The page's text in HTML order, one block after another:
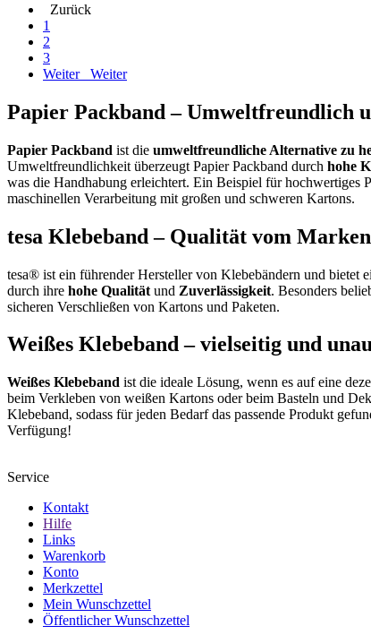
Zurück
1
2
3
Weiter
Weiter
Papier Packband – Umweltfreundlich
Papier Packband ist die umweltfreundliche Alternative zu
Umweltfreundlichkeit überzeugt Papier Packband durch hohe
was die Handhabung erleichtert. Ein Beispiel für hochwertiges
maschinellen Verarbeitung mit großen und schweren Kartons.
tesa Klebeband – Qualität vom
tesa® ist ein führender Hersteller von Klebebändern und bietet
durch ihre hohe Qualität und Zuverlässigkeit. Besonders
sicheren Verschließen von Kartons und Paketen.
Weißes Klebeband – vielseitig und
Weißes Klebeband ist die ideale Lösung, wenn es auf eine
beim Verkleben von weißen Kartons oder beim Basteln und
Klebeband, sodass für jeden Bedarf das passende Produkt
Verfügung!
Service
Kontakt
Hilfe
Links
Warenkorb
Konto
Merkzettel
Mein Wunschzettel
Öffentlicher Wunschzettel